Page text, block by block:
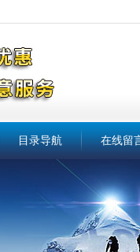
目录导航 在线留